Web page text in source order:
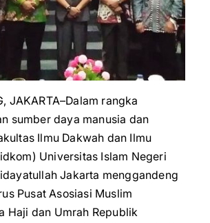
JAKARTA–Dalam rangka
sumber daya manusia dan
Ilmu Dakwah dan Ilmu
Universitas Islam Negeri
Jakarta menggandeng
Pusat Asosiasi Muslim
Haji dan Umrah Republik